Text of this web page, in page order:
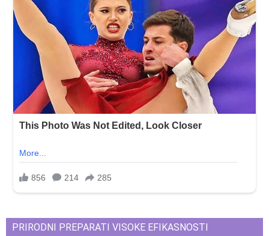
PRIRODNI PREPARATI VISOKE EFIKASNOSTI